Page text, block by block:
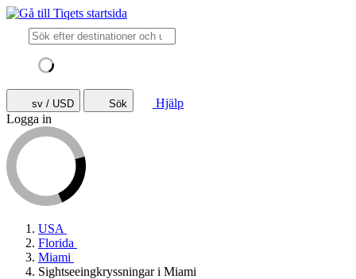
sv / USD Sök
Hjälp
Logga in
USA
Florida
Miami
Sightseeingkryssningar i Miami